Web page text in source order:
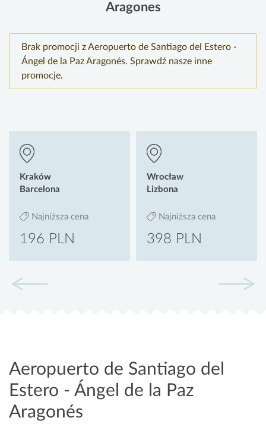
Aragones
Brak promocji z Aeropuerto de Santiago del Estero -
Ángel de la Paz Aragonés. Sprawdź nasze inne
promocje.
Kraków
Barcelona
Najniższa cena
196 PLN
Wrocław
Lizbona
Najniższa cena
398 PLN
Aeropuerto de Santiago del
Estero - Ángel de la Paz
Aragonés